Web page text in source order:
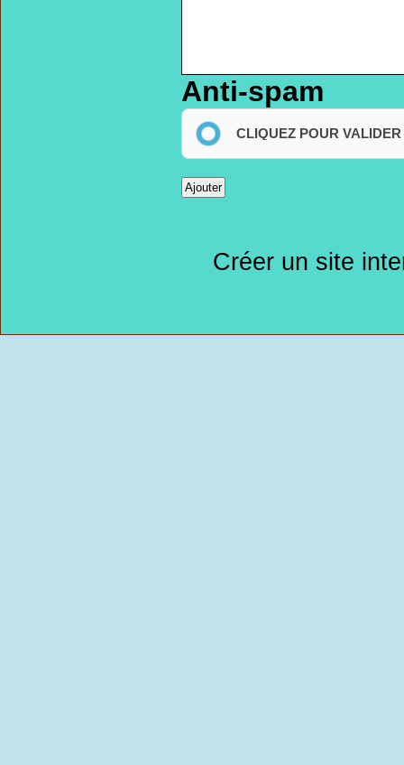
Anti-spam
CLIQUEZ POUR VALIDER
Créer un site